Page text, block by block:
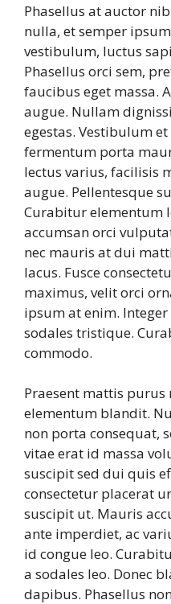
Phasellus at auctor
nulla, et semper
vestibulum, luctus
Phasellus orci sem,
faucibus eget massa.
augue. Nullam
egestas. Vestibulum
fermentum porta
lectus varius, facilisis
augue. Pellentesque
Curabitur elementum
accumsan orci
nec mauris at dui
lacus. Fusce
maximus, velit orci
ipsum at enim.
sodales tristique.
commodo.
Praesent mattis purus
elementum blandit.
non porta consequat,
vitae erat id massa
suscipit sed dui quis
consectetur placerat
suscipit ut. Mauris
ante imperdiet, ac
id congue leo.
a sodales leo. Donec
dapibus. Phasellus